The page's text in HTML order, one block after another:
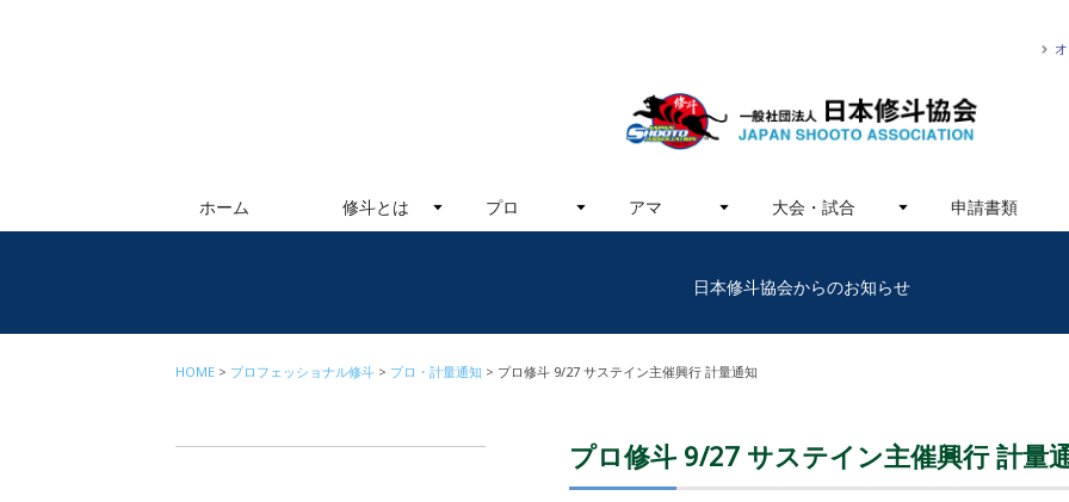
ホーム 修斗とは プロ アマ 大会・試合 申請書類
日本修斗協会からのお知らせ
HOME プロフェッショナル修斗 プロ・計量通知 プロ修斗 9/27 サステイン主催興行 計量通知
プロ修斗 9/27 サステイン主催興行 計量